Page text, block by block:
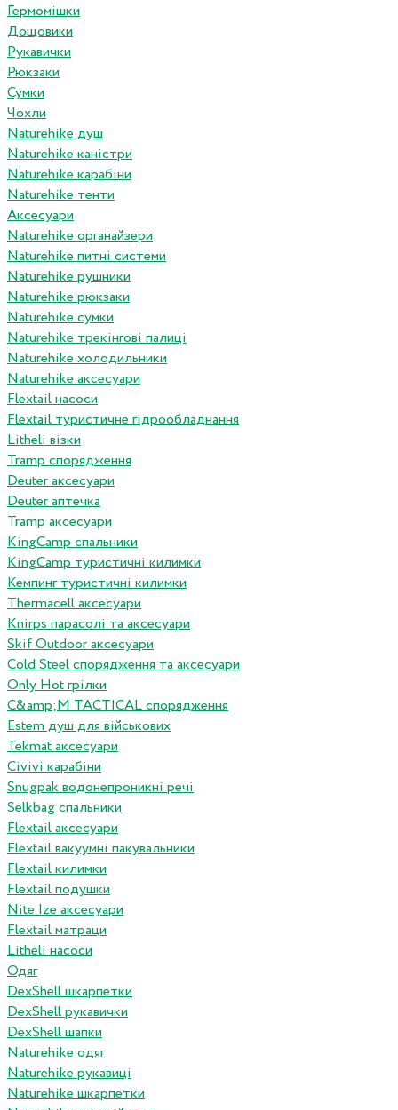
Гермомішки
Дощовики
Рукавички
Рюкзаки
Сумки
Чохли
Naturehike душ
Naturehike каністри
Naturehike карабіни
Naturehike тенти
Аксесуари
Naturehike органайзери
Naturehike питні системи
Naturehike рушники
Naturehike рюкзаки
Naturehike сумки
Naturehike трекінгові палиці
Naturehike холодильники
Naturehike аксесуари
Flextail насоси
Flextail туристичне гідрообладнання
Litheli візки
Tramp спорядження
Deuter аксесуари
Deuter аптечка
Tramp аксесуари
KingCamp спальники
KingCamp туристичні килимки
Кемпинг туристичні килимки
Thermacell аксесуари
Knirps парасолі та аксесуари
Skif Outdoor аксесуари
Cold Steel спорядження та аксесуари
Only Hot грілки
C&amp;M TACTICAL спорядження
Estem душ для військових
Tekmat аксесуари
Сivivi карабіни
Snugpak водонепроникні речі
Selkbag спальники
Flextail аксесуари
Flextail вакуумні пакувальники
Flextail килимки
Flextail подушки
Nite Ize аксесуари
Flextail матраци
Litheli насоси
Одяг
DexShell шкарпетки
DexShell рукавички
DexShell шапки
Naturehike одяг
Naturehike рукавиці
Naturehike шкарпетки